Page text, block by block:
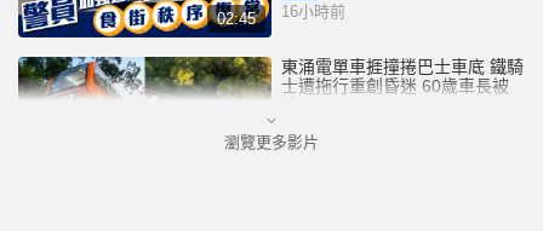
02:45 16小時前
東涌電單車捱撞捲巴士車底 鐵騎
士遭拖行重創昏迷 60歲車長被
港聞
瀏覽更多影片